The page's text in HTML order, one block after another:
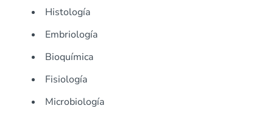
Histología
Embriología
Bioquímica
Fisiología
Microbiología